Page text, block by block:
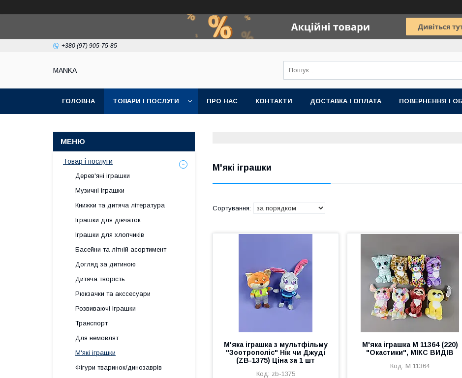
+380 (97) 905-75-85
МАNKА
ГОЛОВНА ТОВАРИ І ПОСЛУГИ ПРО НАС КОНТАКТИ ДОСТАВКА І ОПЛАТА ПОВЕРНЕННЯ І
М'які іграшки
М'яка іграшка з мультфільму
"Зоотрополіс" Нік чи Джуді
(ZB-1375) Ціна за 1 шт
zb-1375
М'яка іграшка М 11364 (220)
"Окастики", МІКС ВИДІВ
М 11364
Товар і послуги
Дерев'яні іграшки
Музичні іграшки
Книжки та дитяча література
Іграшки для дівчаток
Іграшки для хлопчиків
Басейни та літній асортимент
Догляд за дитиною
Дитяча творість
Рюкзачки та акссесуари
Розвиваючі іграшки
Транспорт
Для немовлят
М'які іграшки
Фігури тваринок/динозаврів